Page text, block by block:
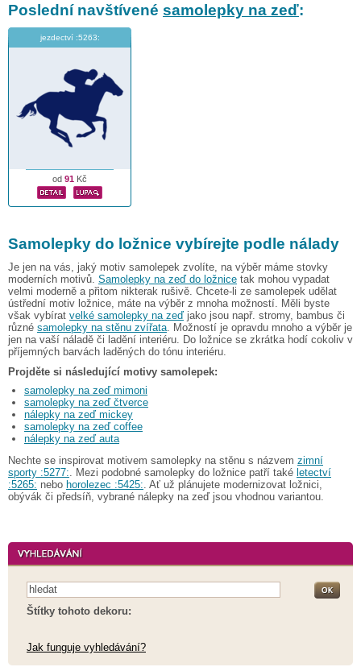
Poslední navštívené samolepky na zeď:
jezdectví :5263:
od 91 Kč
Samolepky do ložnice vybírejte podle nálady
Je jen na vás, jaký motiv samolepek zvolíte, na výběr máme stovky
moderních motivů. Samolepky na zeď do ložnice tak mohou vypadat
velmi moderně a přitom nikterak rušivě. Chcete-li ze samolepek udělat
ústřední motiv ložnice, máte na výběr z mnoha možností. Měli byste
však vybírat velké samolepky na zeďjako jsou např. stromy, bambus či
různé samolepky na stěnu zvířata . Možností je opravdu mnoho a výběr je
jen na vaší náladě či ladění interiéru. Do ložnice se zkrátka hodí cokoliv v
příjemných barvách laděných do tónu interiéru.
Projděte si následující motivy samolepek:
samolepky na zeď mimoni
samolepky na zeď čtverce
nálepky na zeď mickey
samolepky na zeď coffee
nálepky na zeď auta
Nechte se inspirovat motivem samolepky na stěnu s názvem zimní
sporty :5277: . Mezi podobné samolepky do ložnice patří také letectví
:5265: nebo horolezec :5425: . Ať už plánujete modernizovat ložnici,
obývák či předsíň, vybrané nálepky na zeď jsou vhodnou variantou.
Štítky tohoto dekoru:
Jak funguje vyhledávání?